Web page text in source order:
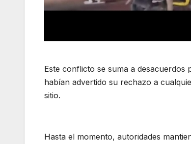
Este conflicto se suma a desacuerdos
habían advertido su rechazo a
sitio.
Hasta el momento, autoridades